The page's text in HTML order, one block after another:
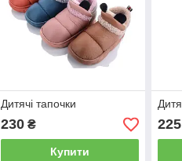
Дитячі тапочки
230₴
Купити
225